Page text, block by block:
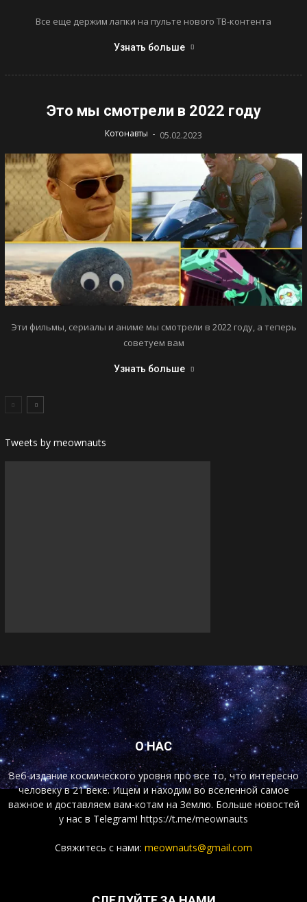
Все еще держим лапки на пульте нового ТВ-контента
Узнать больше
Это мы смотрели в 2022 году
Котонавты - 05.02.2023
Эти фильмы, сериалы и аниме мы смотрели в 2022 году, а теперь
советуем вам
Узнать больше
Tweets by meownauts
О НАС
Веб-издание космического уровня про все то, что интересно
человеку в 21 веке. Ищем и находим во вселенной самое
важное и доставляем вам-котам на Землю. Больше новостей
у нас в Telegram! https://t.me/meownauts
Свяжитесь с нами: meownauts@gmail.com